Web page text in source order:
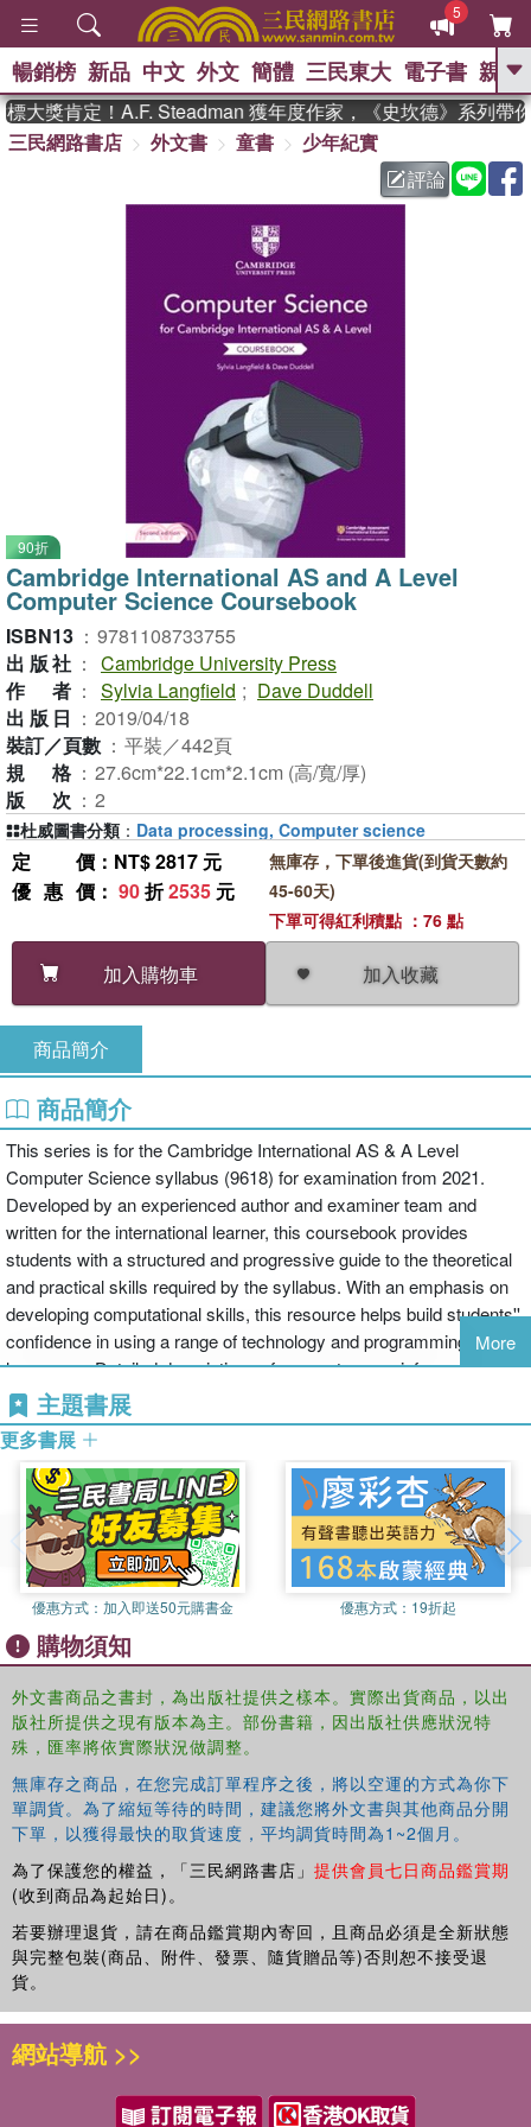
5
GO
熱搜： 東野圭吾 、
父親節 、 如果歷
暑期推薦 、 國際布克
獎 臺灣漫遊錄
登輝時代
偉大的迷走神經
暢銷榜 新品 中文 外文 簡體 三民東大 電子書 親子
大獎肯定！A.F. Steadman 獲年度作家，《史坎德》系列帶你
三民網路書店
外文書 童書
少年紀實
評論
90折
Cambridge International AS and A Level
Computer Science Coursebook
ISBN13 ： 9781108733755
出版社 ： Cambridge University Press
作者 ： Sylvia Langfield ; Dave Duddell
出版日 ： 2019/04/18
裝訂／頁數 ： 平裝／442頁
規格 ： 27.6cm*22.1cm*2.1cm (高/寬/厚)
版次 ： 2
定價 ：NT$ 2817 元
優惠價 ： 90折2535 元
加入購物車 加入收藏
無庫存，下單後進貨(到貨天數約
45-60天)
下單可得紅利積點 ：76 點
杜威圖書分類 ： Data processing, Computer science
商品簡介
商品簡介
This series is for the Cambridge International AS & A Level
Computer Science syllabus (9618) for examination from 2021.
Developed by an experienced author and examiner team and
written for the international learner, this coursebook provides
students with a structured and progressive guide to the theoretical
and practical skills required by the syllabus. With an emphasis on
developing computational skills, this resource helps build students''
confidence in using a range of technology and programming
languages. Detailed descriptions of concepts are reinforced with
exercises, discussion points, and reflection questions with exam-
style and past paper questions. Answers are found within the
teacher''s resource.
More
主題書展
更多書展
優惠方式： 加入即送50元購書金 優惠方式： 19折起
購物須知
外文書商品之書封，為出版社提供之樣本。實際出貨商品，以出
版社所提供之現有版本為主。部份書籍，因出版社供應狀況特
殊，匯率將依實際狀況做調整。
無庫存之商品，在您完成訂單程序之後，將以空運的方式為你下
單調貨。為了縮短等待的時間，建議您將外文書與其他商品分開
下單，以獲得最快的取貨速度，平均調貨時間為1~2個月。
為了保護您的權益，「三民網路書店」 提供會員七日商品鑑賞期
(收到商品為起始日)。
若要辦理退貨，請在商品鑑賞期內寄回，且商品必須是全新狀態
與完整包裝(商品、附件、發票、隨貨贈品等)否則恕不接受退
貨。
網站導航 >>